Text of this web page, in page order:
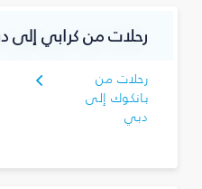
رحلات من كرابي إلى
رحلات من
بانكوك إلى
دبي